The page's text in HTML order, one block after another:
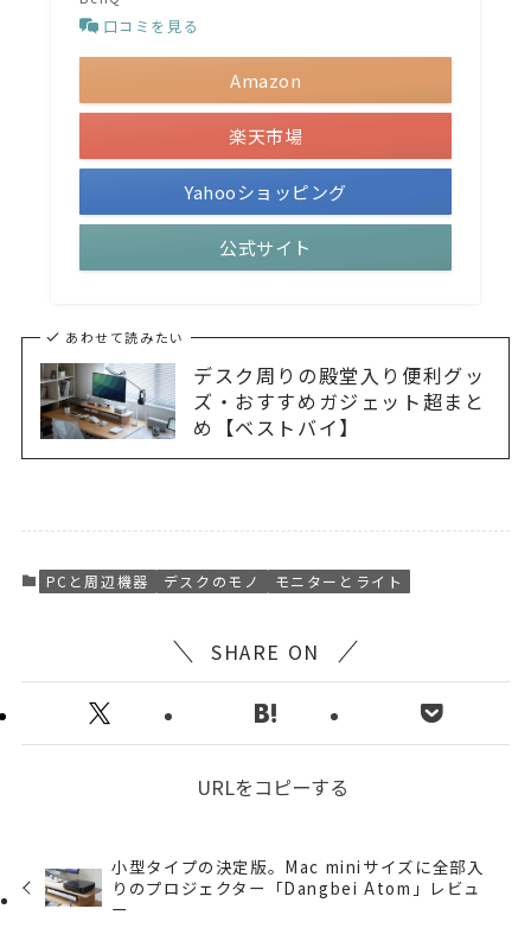
口コミを見る
Amazon
楽天市場
Yahooショッピング
公式サイト
あわせて読みたい
デスク周りの殿堂入り便利グッ
ズ・おすすめガジェット超まと
め【ベストバイ】
PCと周辺機器 デスクのモノ モニターとライト
SHARE ON
URLをコピーする
小型タイプの決定版。Mac miniサイズに全部入
りのプロジェクター「Dangbei Atom」レビュ
ー